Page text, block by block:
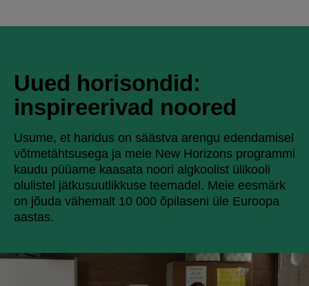
Uued horisondid:
inspireerivad noored
Usume, et haridus on säästva arengu edendamisel
võtmetähtsusega ja meie New Horizons programmi
kaudu püüame kaasata noori algkoolist ülikooli
olulistel jätkusuutlikkuse teemadel. Meie eesmärk
on jõuda vähemalt 10 000 õpilaseni üle Euroopa
aastas.